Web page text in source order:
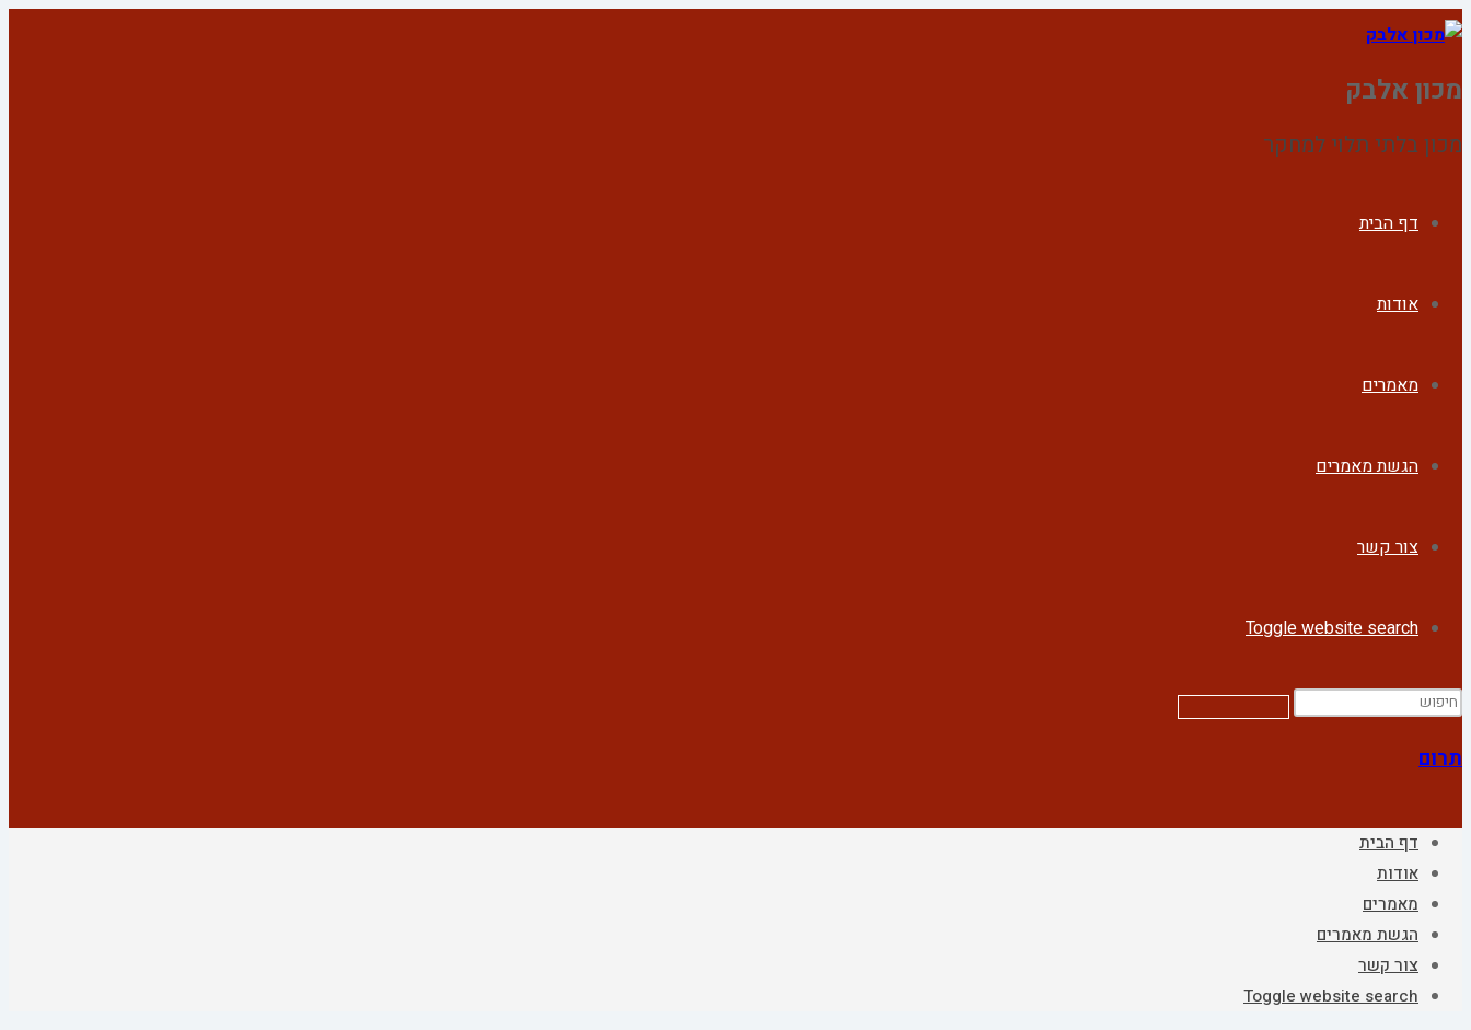
מכון אלבק
מכון בלתי תלוי למחקר
דף הבית
אודות
מאמרים
הגשת מאמרים
צור קשר
Toggle website search
תרום
דף הבית
אודות
מאמרים
הגשת מאמרים
צור קשר
Toggle website search